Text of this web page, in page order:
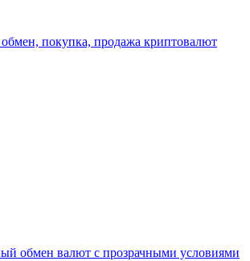
покупка, продажа криптовалют
обмен валют с прозрачными условиями